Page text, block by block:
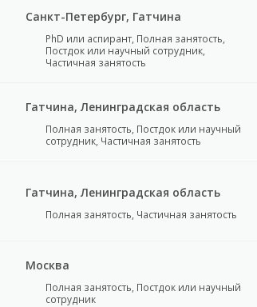
Санкт-Петербург, Гатчина
PhD или аспирант, Полная занятость,
Постдок или научный сотрудник,
Частичная занятость
Гатчина, Ленинградская область
Полная занятость, Постдок или научный
сотрудник, Частичная занятость
Гатчина, Ленинградская область
Полная занятость, Частичная занятость
Москва
Полная занятость, Постдок или научный
сотрудник